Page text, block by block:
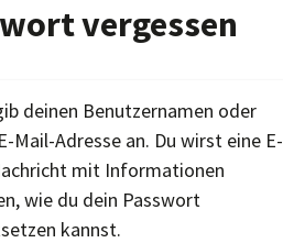
vergessen
deinen Benutzernamen oder
Mail-Adresse an. Du wirst eine E-
mit Informationen
wie du dein Passwort
kannst.